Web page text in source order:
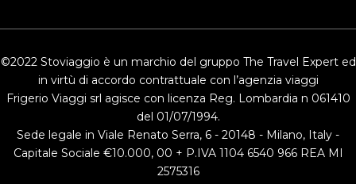
©2022 Stoviaggio è un marchio del gruppo The Travel Expert ed
in virtù di accordo contrattuale con l’agenzia viaggi
Frigerio Viaggi srl agisce con licenza Reg. Lombardia n 061410
del 01/07/1994.
Sede legale in Viale Renato Serra, 6 - 20148 - Milano, Italy -
Capitale Sociale €10.000, 00 + P.IVA 1104 6540 966 REA MI
2575316